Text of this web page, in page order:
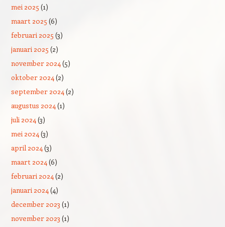
mei 2025 (1)
maart 2025 (6)
februari 2025 (3)
januari 2025 (2)
november 2024(5)
oktober 2024(2)
september 2024(2)
augustus 2024(1)
juli 2024(3)
mei 2024(3)
april 2024(3)
maart 2024(6)
februari 2024(2)
januari 2024(4)
december 2023 (1)
november 2023 (1)